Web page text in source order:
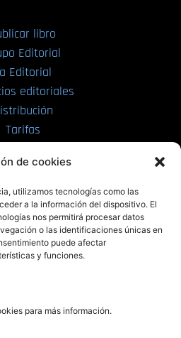
de cookies
utilizamos tecnologías como las
a la información del dispositivo. El
nos permitirá procesar datos
o las identificaciones únicas en
puede afectar
y funciones.
para más información.
libro
Editorial
Editorial
editoriales
Tarifas
| Films
| Play
PRL | LAB
Noticias